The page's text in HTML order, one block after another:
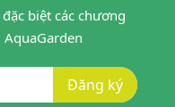
biệt các chương
Đăng ký